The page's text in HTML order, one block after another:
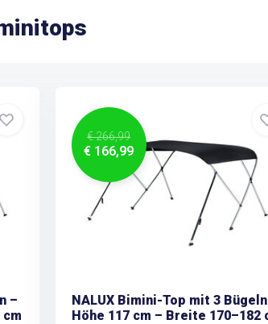
–
cm
€ 266,99
€ 166,99
NALUX Bimini-Top mit 3
Höhe 117 cm – Breite 170–182